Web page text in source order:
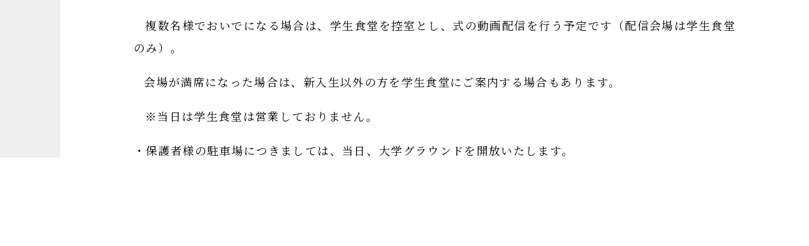
複数名様でおいでになる場合は、学生食堂を控室とし、式の動画配信を行う予定です（配信会場は学生食堂
のみ）。
会場が満席になった場合は、新入生以外の方を学生食堂にご案内する場合もあります。
※当日は学生食堂は営業しておりません。
・保護者様の駐車場につきましては、当日、大学グラウンドを開放いたします。